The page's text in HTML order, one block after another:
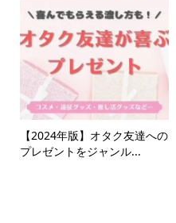
【2024年版】オタク友達への
プレゼントをジャンル...